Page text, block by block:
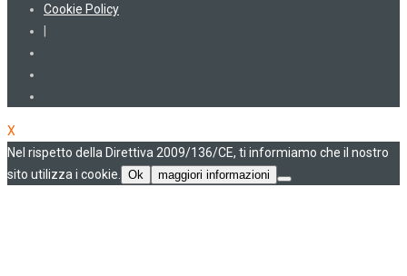
Cookie Policy
X
Nel rispetto della Direttiva 2009/136/CE, ti informiamo che il nostro
sito utilizza i cookie.
Ok maggiori informazioni